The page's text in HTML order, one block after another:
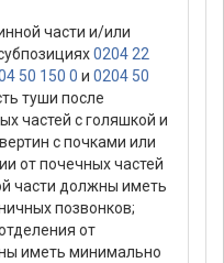
части и/или
0204 22
50 150 0 и 0204 50
туши после
частей с голяшкой и
с почками или
от почечных частей
части должны иметь
позвонков;
от
иметь минимально